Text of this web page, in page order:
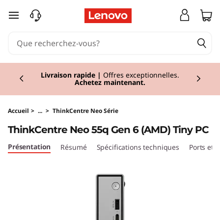
P
n
y
h
passer au contenu principal
Livraison rapide | Offres exceptionnelles.
Achetez maintenant.
Accueil > ... > ThinkCentre Neo Série
ThinkCentre Neo 55q Gen 6 (AMD) Tiny PC
Présentation Résumé Spécifications techniques Ports et